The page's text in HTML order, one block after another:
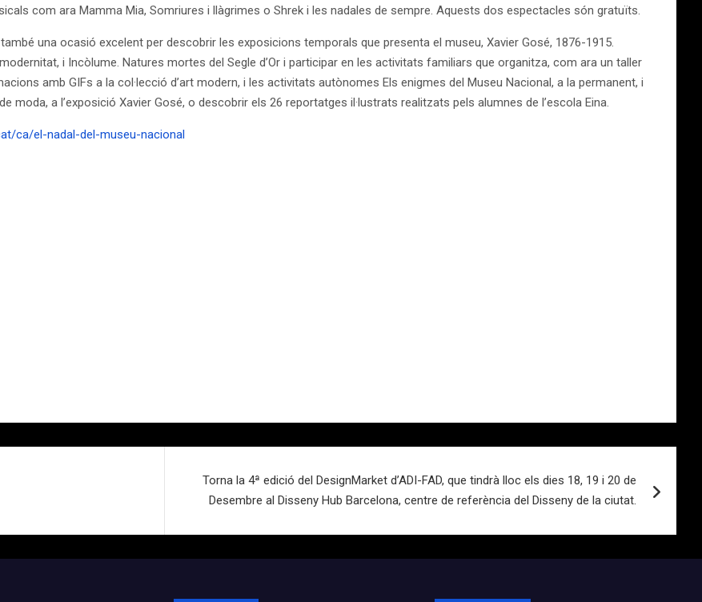
com ara Mamma Mia, Somriures i llàgrimes o Shrek i les nadales de sempre. Aquests dos espectacles són gratuïts.
una ocasió excelent per descobrir les exposicions temporals que presenta el museu, Xavier Gosé, 1876-1915.
i Incòlume. Natures mortes del Segle d’Or i participar en les activitats familiars que organitza, com ara un taller
amb GIFs a la col·lecció d’art modern, i les activitats autònomes Els enigmes del Museu Nacional, a la permanent, i
moda, a l’exposició Xavier Gosé, o descobrir els 26 reportatges il·lustrats realitzats pels alumnes de l’escola Eina.
ca/el-nadal-del-museu-nacional
Torna la 4ª edició del DesignMarket d’ADI-FAD, que tindrà lloc els dies 18, 19 i 20 de
Desembre al Disseny Hub Barcelona, centre de referència del Disseny de la ciutat.